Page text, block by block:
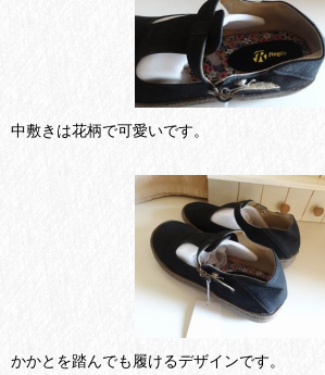
中敷きは花柄で可愛いです。
かかとを踏んでも履けるデザインです。